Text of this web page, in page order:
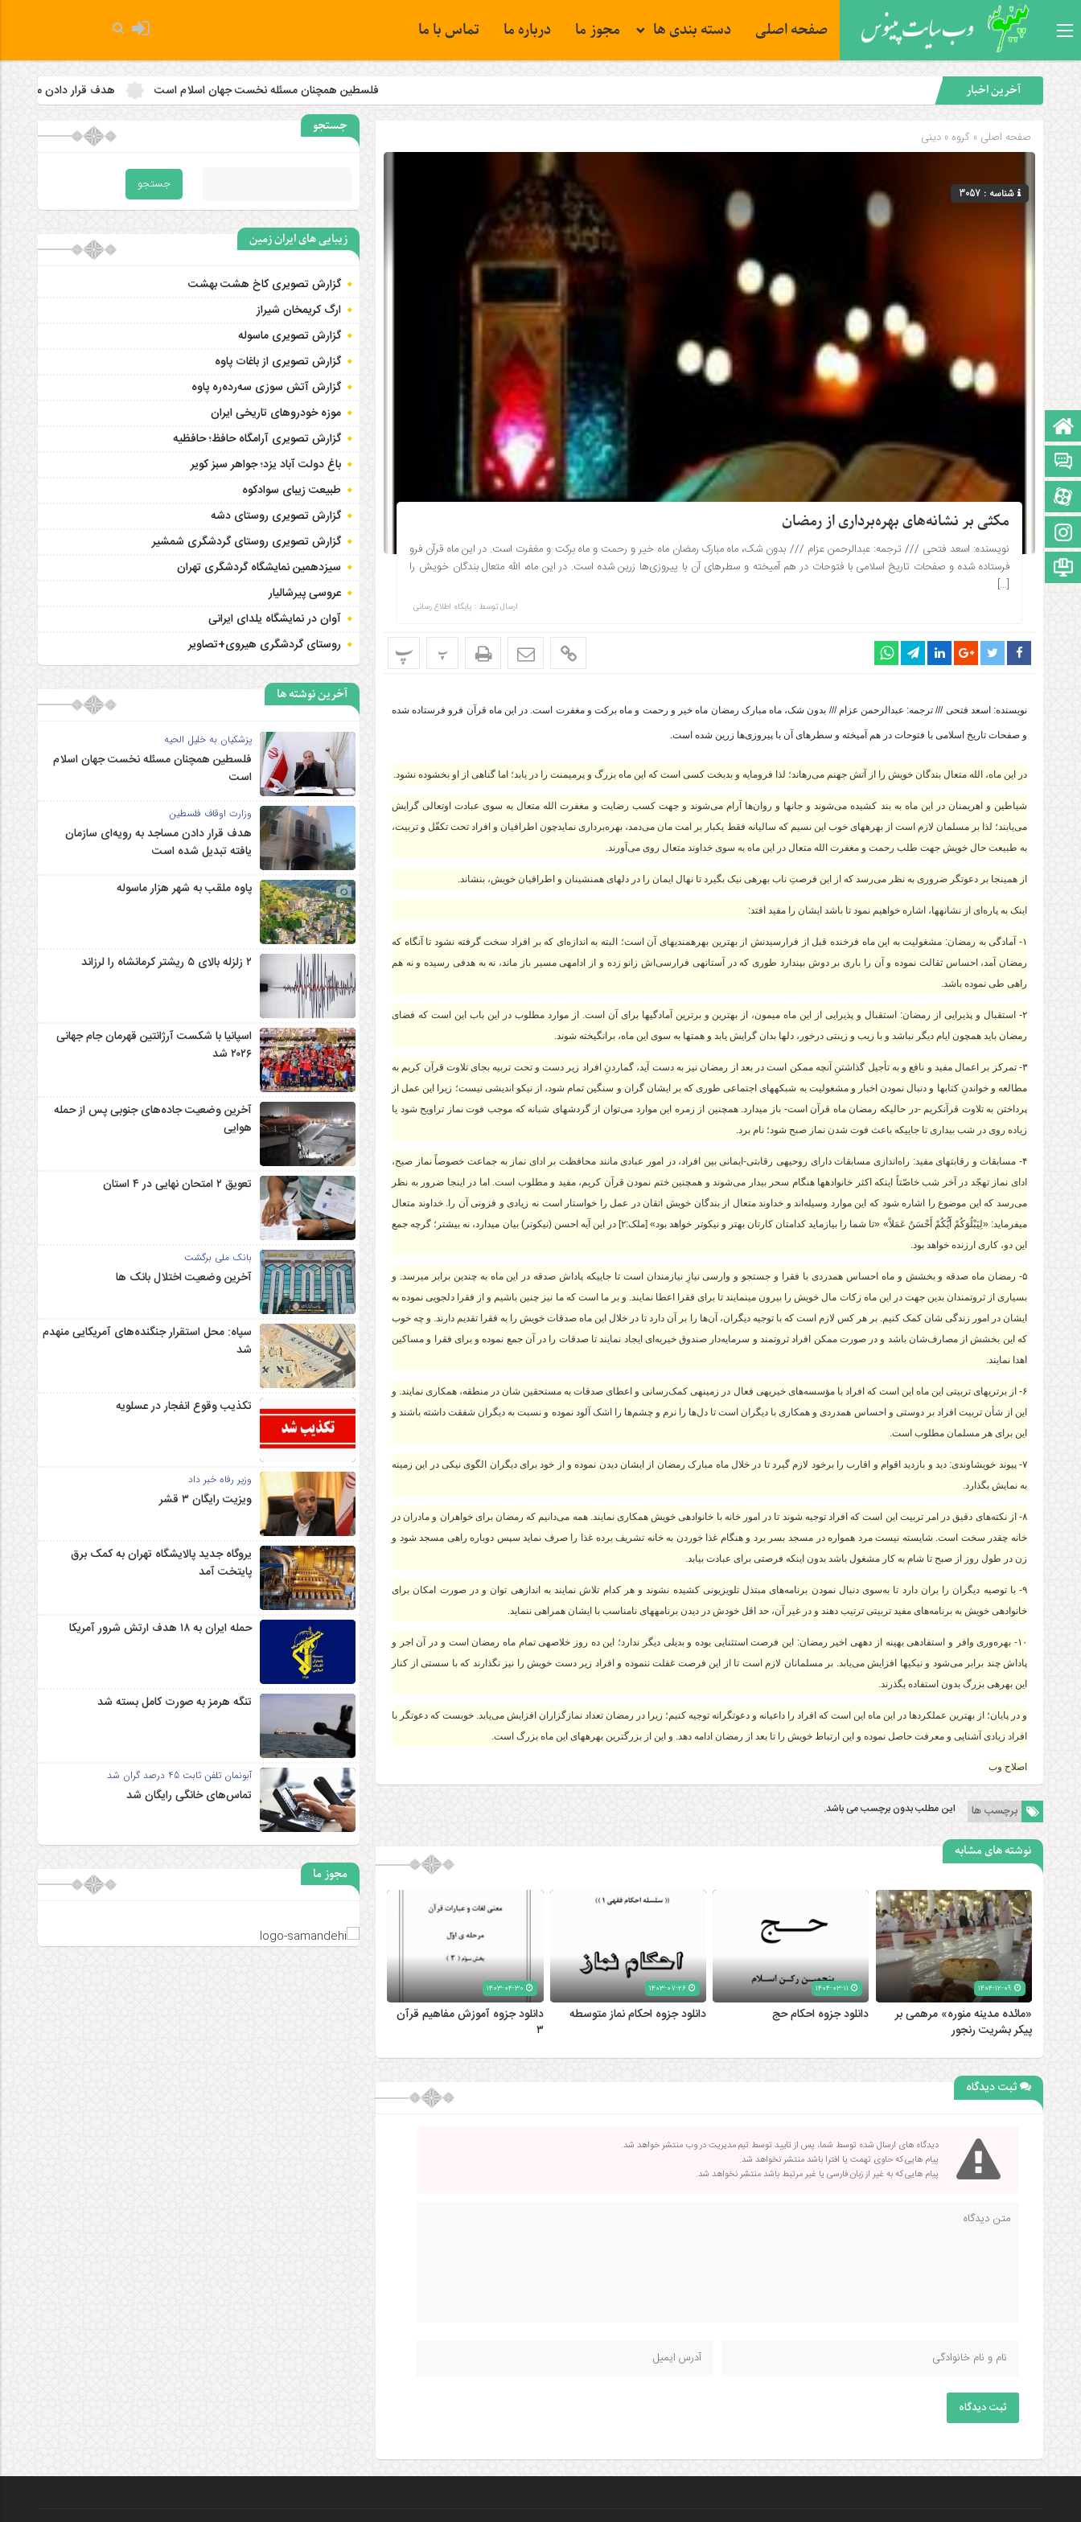
صفحه اصلی دسته بندی ها مجوز ما درباره ما تماس با ما
اینستاگرام
مجوز سایت
آخرین اخبار فلسطین همچنان مسئله نخست جهان اسلام است هدف قرار دادن مساجد به رویه‌ای سازمان‌
صفحه اصلی » گروه » دینی
شناسه : 3057
مکثی بر نشانه‌های بهره‌برداری از رمضان
نویسنده: اسعد فتحی /// ترجمه: عبدالرحمن عزام /// بدون شک، ماه مبارک رمضان ماه خیر و رحمت و ماه برکت و مغفرت است. در این ماه قرآن فرو
فرستاده شده و صفحات تاریخ اسلامی با فتوحات در هم آمیخته و سطرهای آن با پیروزی‌ها زرین شده است. در این ماه، الله متعال بندگان خویش را
[…]
ارسال توسط : پایگاه اطلاع رسانی
پ پ
نویسنده: اسعد فتحی /// ترجمه: عبدالرحمن عزام /// بدون شک، ماه مبارک رمضان ماه خیر و رحمت و ماه برکت و مغفرت است. در این ماه قرآن فرو فرستاده شده
و صفحات تاریخ اسلامی با فتوحات در هم آمیخته و سطرهای آن با پیروزی‌ها زرین شده است.
در این ماه، الله متعال بندگان خویش را از آتش جهنم می‌رهاند؛ لذا فرومایه و بدبخت کسی است که این ماه بزرگ و پرمیمنت را در یابد؛ اما گناهی از او بخشوده نشود.
شیاطین و اهریمنان در این ماه به بند کشیده می‌شوند و جان‏ها و روان‏ها آرام می‌شوند و جهت کسب رضایت و مغفرت الله متعال به سوی عبادت اوتعالی گرایش
می‌یابند؛ لذا بر مسلمان لازم است از بهره‏های خوب این نسیم که سالیانه فقط یک‏بار بر امت مان می‌دمد، بهره‌‏برداری نمایدچون اطرافیان و افراد تحت تکفّل‌ و تربیت،
به طبیعت حال خویش جهت طلب رحمت و مغفرت الله متعال در این ماه به سوی خداوند متعال روی می‌آورند.
از همین‏جا بر دعوتگر ضروری به نظر می‌رسد که از این فرصتِ ناب بهره‏ی نیک بگیرد تا نهال ایمان را در دل‏های همنشینان و اطرافیان خویش، بنشاند.
اینک به پاره‌ای از نشانه‏ها، اشاره خواهیم نمود تا باشد ایشان را مفید افتد:
۱- آمادگی به رمضان: مشغولیت به این ماه فرخنده قبل از فرارسیدنش از بهترین بهره‏مندی‏های آن است؛ البته به اندازه‌ای که بر افراد سخت گرفته نشود تا آنگاه که
رمضان آمد، احساس ثقالت نموده و آن را باری بر دوش بپندارد طوری که در آستانه‏ی فرارسی‌اش زانو زده و از ادامه‏ی مسیر باز ماند، نه به هدفی رسیده و نه هم
راهی طی نموده باشد.
۲- استقبال و پذیرایی از رمضان: استقبال و پذیرایی از این ماه میمون، از بهترین و برترین آمادگی‏ها برای آن است. از موارد مطلوب در این باب این است که فضای
رمضان باید همچون ایام دیگر نباشد و با زیب و زینتی درخور، دل‏ها بدان گرایش یابد و همت‏ها به سوی این ماه، برانگیخته شوند.
۳- تمرکز بر اعمال مفید و نافع و به تأجیل گذاشتنِ آنچه ممکن است در بعد از رمضان نیز به دست آید، گماردنِ افراد زیر دست و تحت تربیه بجای تلاوت قرآن کریم به
مطالعه و خواندنِ کتاب‏ها و دنبال نمودن اخبار و مشغولیت به شبکه‏های اجتماعی طوری که بر ایشان گران و سنگین تمام شود، از نیکو اندیشی نیست؛ زیرا این عمل از
پرداختن به تلاوت قرآن‏کریم -در حالی‏که رمضان ماه قرآن است- باز می‏دارد. همچنین از زمره‏ این موارد می‌توان از گردش‏های شبانه که موجب فوت نماز تراویح شود یا
زیاده روی در شب بیداری تا جایی‏که باعث فوت شدن نماز صبح شود؛ نام برد.
۴- مسابقات و رقابت‏های مفید: راه‌اندازی مسابقات دارای روحیه‏ی رقابتی-ایمانی بین افراد، در امور عبادی مانند محافظت بر ادای نماز به جماعت خصوصاً‌ نماز صبح،
ادای نماز تهجّد‌ در آخر شب خاصّتاً‌ اینکه اکثر خانواده‏ها هنگام سحر بیدار می‌شوند و همچنین ختم نمودن قرآن کریم، مفید و مطلوب است. اما در این‏جا ضرور به نظر
می‌رسد که این موضوع را اشاره شود که این موارد وسیله‌اند و خداوند متعال از بندگان خویش اتقان در عمل را خواستار است نه زیادی و فزونی آن را. خداوند متعال
می‏فرماید: «لِیَبْلُوَکُمْ أَیُّکُمْ أَحْسَنُ عَمَلاً» «تا شما را بیازماید کدام‏تان کارتان بهتر و نیکوتر خواهد بود» [ملک:۲] در این آیه احسن (نیکوتر) بیان می‏دارد، نه بیشتر؛ گرچه جمع
این دو، کاری ارزنده خواهد بود.
۵- رمضان ماه صدقه و بخشش و ماه احساس همدردی با فقرا و جستجو و وارسی نیازِ نیازمندان است تا جایی‏که پاداش صدقه در این ماه به چندین برابر می‏رسد. و
بسیاری از ثروتمندان بدین جهت در این ماه زکات مال خویش را بیرون می‏نمایند تا برای فقرا اعطا نمایند. و بر ما است که ما نیز چنین باشیم و از فقرا دلجویی نموده به
ایشان در امور زندگی شان کمک کنیم. بر هر کس لازم است که با توجیه دیگران، آن‌ها را بر آن دارد تا در خلال این ماه صدقات خویش را به فقرا تقدیم دارند. و چه خوب
که این بخشش از مصارف‌شان باشد و در صورت ممکن افراد ثروتمند و سرمایه‌دار صندوق خیریه‌ای ایجاد نمایند تا صدقات را در آن جمع نموده و برای فقرا و مساکین
اهدا نمایند.
۶- از برتری‏های تربیتی این ماه این است که افراد با مؤسسه‌های خیریه‏ی فعال در زمینه‏ی کمک‌رسانی و اعطای صدقات به مستحقین شان در منطقه، همکاری نمایند. و
این از شأن تربیت افراد بر دوستی و احساس همدردی و همکاری با دیگران است تا دل‌ها را نرم و چشم‌ها را اشک آلود نموده و نسبت به دیگران شفقت داشته باشند و
این برای هر مسلمان مطلوب است.
۷- پیوند خویشاوندی: دید و بازدید اقوام و اقارب را برخود لازم گیرد تا در خلال ماه مبارک رمضان از ایشان دیدن نموده و از خود برای دیگران الگوی نیکی در این زمینه
به نمایش بگذارد.
۸- از نکته‌های دقیق در امر تربیت این است که افراد توجیه شوند تا در امور خانه با خانواده‏ی خویش همکاری نمایند. همه می‌دانیم که رمضان برای خواهران و مادران در
خانه چقدر سخت است. شایسته نیست مرد همواره در مسجد بسر برد و هنگام غذا خوردن به خانه تشریف برده غذا را صرف نماید سپس دوباره راهی مسجد شود و
زن در طول روز از صبح تا شام به کار مشغول باشد بدون اینکه فرصتی برای عبادت بیابد.
۹- با توصیه دیگران را بران دارد تا به‌سوی دنبال نمودن برنامه‌های مبتذل تلویزیونی کشیده نشوند و هر کدام تلاش نمایند به اندازه‏ی توان و در صورت امکان برای
خانواده‏ی خویش به برنامه‌های مفید تربیتی ترتیب دهند و در غیر آن، حد اقل خودش در دیدن برنامه‏های نامناسب با ایشان همراهی ننماید.
۱۰- بهره‌وری وافر و استفاده‏ی بهینه از دهه‏ی اخیر رمضان: این فرصت استثنایی بوده و بدیلی دیگر ندارد؛ این ده روز خلاصه‏ی تمام ماه رمضان است و در آن اجر و
پاداش چند برابر می‌شود و نیکی‏ها افزایش می‌یابد. بر مسلمانان لازم است تا از این فرصت غفلت ننموده و افراد زیر دست خویش را نیز نگذارند که با سستی از کنار
این بهره‏ی بزرگ بدون استفاده بگذرند.
و در پایان؛ از بهترین عملکردها در این ماه این است که افراد را داعیانه و دعوتگرانه توجیه کنیم؛ زیرا در رمضان تعداد نمازگزاران افزایش می‌یابد. خوبست که دعوتگر با
افراد زیادی آشنایی و معرفت حاصل نموده و این ارتباط خویش را تا بعد از رمضان ادامه دهد. و این از بزرگترین بهره‏های این ماه بزرگ است.
اصلاح وب
برچسب ها این مطلب بدون برچسب می باشد.
نوشته های مشابه
«مائده مدینه منوره» مرهمی بر
پیکر بشریت رنجور
۱۴۰۴-۰۳-۱۱
دانلود جزوه احکام حج
۱۴۰۳-۰۷-۲۶
دانلود جزوه احکام نماز متوسطه
دانلود جزوه آموزش مفاهیم قرآن
۳
ثبت دیدگاه
دیدگاه های ارسال شده توسط شما، پس از تایید توسط تیم مدیریت در وب منتشر خواهد شد.
پیام هایی که حاوی تهمت یا افترا باشد منتشر نخواهد شد.
پیام هایی که به غیر از زبان فارسی یا غیر مرتبط باشد منتشر نخواهد شد.
ثبت دیدگاه
جستجو
زیبایی های ایران زمین
گزارش تصویری کاخ هشت‌ بهشت
ارگ کریمخان شیراز
گزارش تصویری ماسوله
گزارش تصویری از باغات پاوه
گزارش آتش سوزی سەردەرە پاوه
موزه خودروهای تاریخی ایران
گزارش تصویری آرامگاه حافظ؛ حافظیه‎
باغ دولت آباد یزد؛ جواهر سبز کویر
طبیعت زیبای سوادکوه
گزارش تصویری روستای دشه
گزارش تصویری روستای گردشگری شمشیر
سیزدهمین نمایشگاه گردشگری تهران
عروسی پیرشالیار
آوان در نمایشگاه یلدای ایرانی
روستای گردشگری هیروی+تصاویر
آخرین نوشته ها
پزشکیان به خلیل الحیه
فلسطین همچنان مسئله نخست جهان اسلام
است
وزارت اوقاف فلسطین
هدف قرار دادن مساجد به رویه‌ای سازمان‌
یافته تبدیل شده است
پاوه ملقب به شهر هزار ماسوله
۲ زلزله‌ بالای ۵ ریشتر کرمانشاه را لرزاند
اسپانیا با شکست آرژانتین قهرمان جام جهانی
۲۰۲۶ شد
آخرین وضعیت جاده‌های جنوبی پس از حمله
هوایی
تعویق ۲ امتحان نهایی در ۴ استان
بانک ملی برگشت
آخرین وضعیت اختلال بانک ها
سپاه: محل استقرار جنگنده‌های آمریکایی منهدم
شد
تکذیب وقوع انفجار در عسلویه
وزیر رفاه خبر داد
ویزیت رایگان ۳ قشر
یروگاه جدید پالایشگاه تهران به کمک برق
پایتخت آمد
حمله ایران به ۱۸ هدف ارتش شرور آمریکا
تنگه هرمز به صورت کامل بسته شد
آبونمان تلفن ثابت 45 درصد گران شد
تماس‌های خانگی رایگان شد
مجوز ما